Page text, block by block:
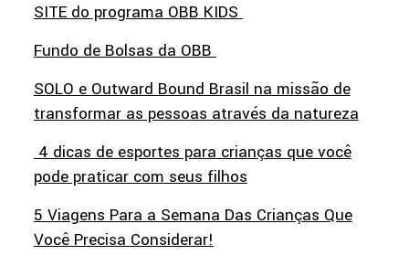
SITE do programa OBB KIDS
Fundo de Bolsas da OBB
SOLO e Outward Bound Brasil na missão de
transformar as pessoas através da natureza
4 dicas de esportes para crianças que você
pode praticar com seus filhos
5 Viagens Para a Semana Das Crianças Que
Você Precisa Considerar!